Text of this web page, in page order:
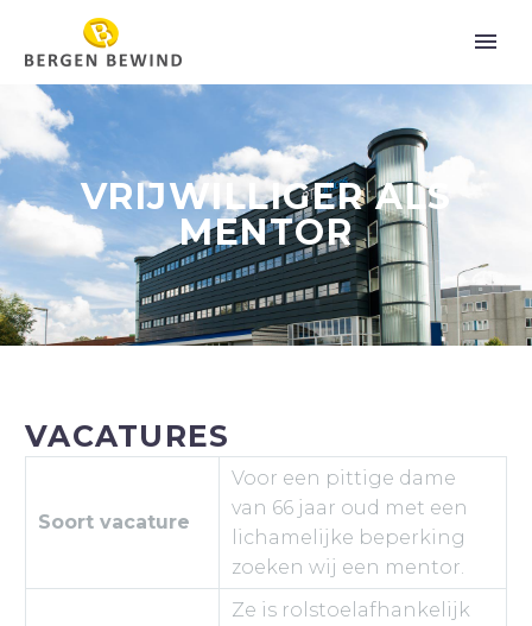
VRIJWILLIGER ALS
MENTOR
VACATURES
Soort vacature
Voor een pittige dame
van 66 jaar oud met een
lichamelijke beperking
zoeken wij een mentor.
Ze is rolstoelafhankelijk